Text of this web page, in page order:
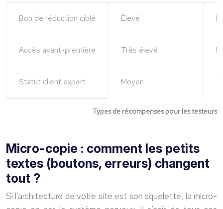
Types de récompenses pour les testeurs
Bon de réduction ciblé Élevé
Accès avant-première Très élevé
Statut client expert Moyen
Micro-copie : comment les petits
textes (boutons, erreurs) changent
tout ?
Si l’architecture de votre site est son squelette, la micro-